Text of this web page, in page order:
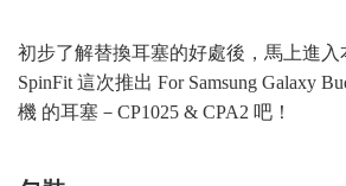
初步了解替換耳塞的好處後，馬上進入
SpinFit 這次推出 For Samsung Galaxy
機 的耳塞－CP1025 & CPA2 吧！